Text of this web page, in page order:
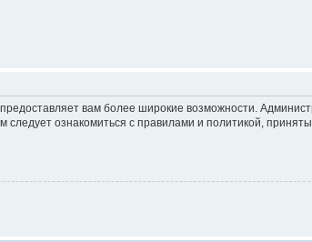
вам более широкие возможности.
следует ознакомиться с правилами и политикой,